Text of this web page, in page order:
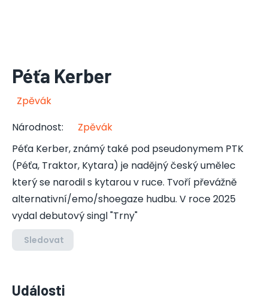
Péťa Kerber
Zpěvák
Národnost:
Zpěvák
Péťa Kerber, známý také pod pseudonymem PTK
(Péťa, Traktor, Kytara) je nadějný český umělec
který se narodil s kytarou v ruce. Tvoří převážně
alternativní/emo/shoegaze hudbu. V roce 2025
vydal debutový singl "Trny"
Sledovat
Události